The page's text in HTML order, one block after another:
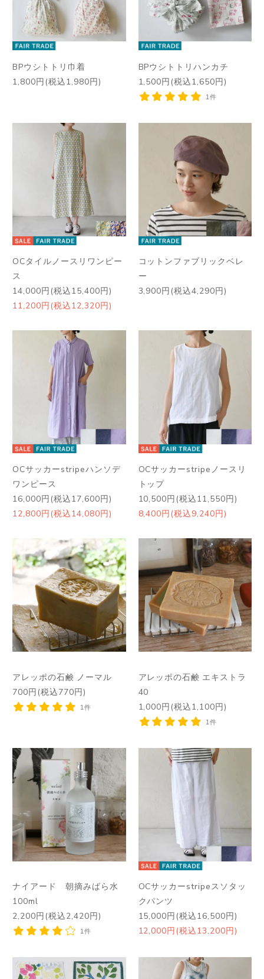
BPウシトトリ巾着
1,800円(税込1,980円)
BPウシトトリハンカチ
1,500円(税込1,650円)
1件
OCタイルノースリワンピー
ス
14,000円(税込15,400円)
11,200円(税込12,320円)
コットンファブリックベレ
ー
3,900円(税込4,290円)
OCサッカーstripeハンソデ
ワンピース
16,000円(税込17,600円)
12,800円(税込14,080円)
OCサッカーstripeノースリ
トップ
10,500円(税込11,550円)
8,400円(税込9,240円)
アレッポの石鹸 ノーマル
700円(税込770円)
1件
アレッポの石鹸 エキストラ
40
1,000円(税込1,100円)
1件
ナイアード 朝摘みばら水
100ml
2,200円(税込2,420円)
1件
OCサッカーstripeスソタッ
クパンツ
15,000円(税込16,500円)
12,000円(税込13,200円)